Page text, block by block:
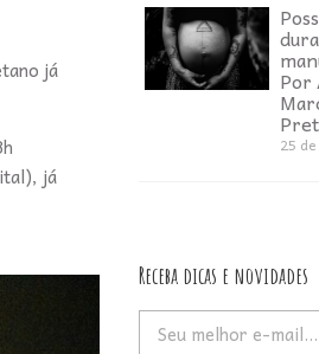
já
já
Por
25
Receba dicas e novidades